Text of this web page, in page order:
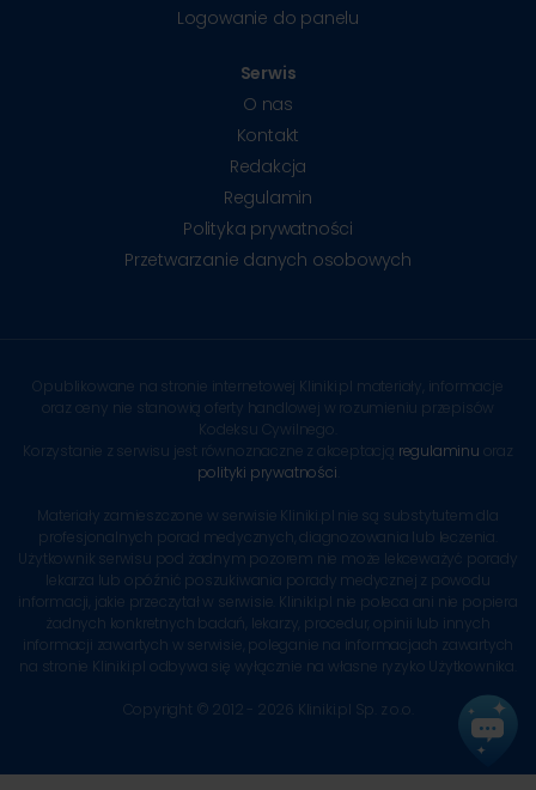
Logowanie do panelu
Serwis
O nas
Kontakt
Redakcja
Regulamin
Polityka prywatności
Przetwarzanie danych osobowych
Opublikowane na stronie internetowej Kliniki.pl materiały, informacje
oraz ceny nie stanowią oferty handlowej w rozumieniu przepisów
Kodeksu Cywilnego.
Korzystanie z serwisu jest równoznaczne z akceptacją regulaminu oraz
polityki prywatności
Materiały zamieszczone w serwisie Kliniki.pl nie są substytutem dla
profesjonalnych porad medycznych, diagnozowania lub leczenia.
Użytkownik serwisu pod żadnym pozorem nie może lekceważyć porady
lekarza lub opóźnić poszukiwania porady medycznej z powodu
informacji, jakie przeczytał w serwisie. Kliniki.pl nie poleca ani nie popiera
żadnych konkretnych badań, lekarzy, procedur, opinii lub innych
informacji zawartych w serwisie, poleganie na informacjach zawartych
na stronie Kliniki.pl odbywa się wyłącznie na własne ryzyko Użytkownika.
Copyright © 2012 - 2026 Kliniki.pl Sp. z o.o.